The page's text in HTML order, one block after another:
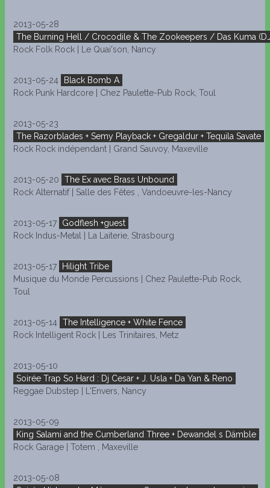
2013-05-28
The Burning Hell / Crocodile & The Zookeepers / Das Kuma
Rock Folk Rock | Le Quai'son, Nancy
2013-05-24
Black Bomb A
Rock Punk Hardcore | Chez Paulette-Pub Rock, Toul
2013-05-23
The Razorblades + Semy Playback + Gregaldur + Tequila Savate
Rock Rock indépendant | Grand Sauvoy, Maxeville
2013-05-20
The Ex avec Brass Unbound
Rock Alternatif | Salle des Fêtes , Vandoeuvre-les-Nancy
2013-05-17
Godflesh +guest
Rock Indus-Metal | La Laiterie, Strasbourg
2013-05-17
Hilight Tribe
Musique du Monde Percussions | Chez Paulette-Pub Rock,
Toul
2013-05-14
The Intelligence + White Fence
Rock Intelligent Rock | Les Trinitaires, Metz
2013-05-10
Soirée Trap So Hard : Dj Cesar + J. Usla + Da Yan & Reno
Reggae Dubstep | L'Envers, Nancy
2013-05-09
King Salami and the Cumberland Three + Dewandel s Dämble
Rock Garage | Totem , Maxeville
2013-05-08